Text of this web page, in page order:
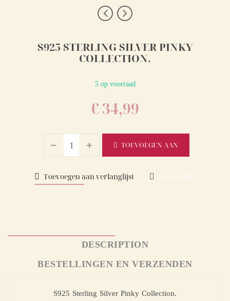
S925 STERLING SILVER PINKY
COLLECTION.
5 op voorraad
€ 34,99
TOEVOEGEN AAN
Toevoegen aan verlanglijst Vergelijk
DESCRIPTION
BESTELLINGEN EN VERZENDEN
S925 Sterling Silver Pinky Collection.